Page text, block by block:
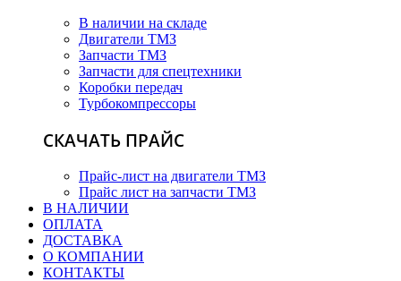
В наличии на складе
Двигатели ТМЗ
Запчасти ТМЗ
Запчасти для спецтехники
Коробки передач
Турбокомпрессоры
СКАЧАТЬ ПРАЙС
Прайс-лист на двигатели ТМЗ
Прайс лист на запчасти ТМЗ
В НАЛИЧИИ
ОПЛАТА
ДОСТАВКА
О КОМПАНИИ
КОНТАКТЫ